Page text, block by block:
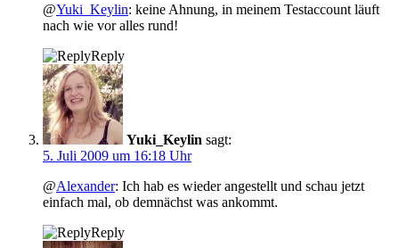
@Yuki_Keylin: keine Ahnung, in meinem Testaccount läuft
nach wie vor alles rund!
Reply
Yuki_Keylin sagt:
5. Juli 2009 um 16:18 Uhr
@Alexander: Ich hab es wieder angestellt und schau jetzt
einfach mal, ob demnächst was ankommt.
Reply